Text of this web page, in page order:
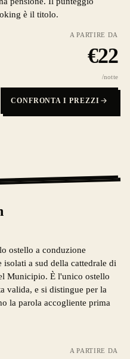
è il titolo.
A PARTIRE DA
€22
/notte
CONFRONTA I PREZZI
ostello a conduzione
a sud della cattedrale di
Municipio. È l'unico ostello
valida, e si distingue per la
la parola accogliente prima
A PARTIRE DA